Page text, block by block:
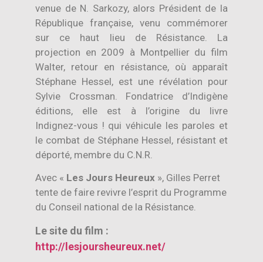
venue de N. Sarkozy, alors Président de la
République française, venu commémorer
sur ce haut lieu de Résistance. La
projection en 2009 à Montpellier du film
Walter, retour en résistance, où apparaît
Stéphane Hessel, est une révélation pour
Sylvie Crossman. Fondatrice d’Indigène
éditions, elle est à l’origine du livre
Indignez-vous ! qui véhicule les paroles et
le combat de Stéphane Hessel, résistant et
déporté, membre du C.N.R.
Avec « Les Jours Heureux », Gilles Perret
tente de faire revivre l’esprit du Programme
du Conseil national de la Résistance.
Le site du film :
http://lesjoursheureux.net/